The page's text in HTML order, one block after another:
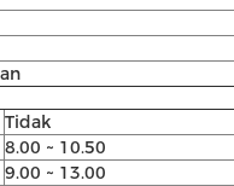
Tidak
8.00 ~ 10.50
9.00 ~ 13.00